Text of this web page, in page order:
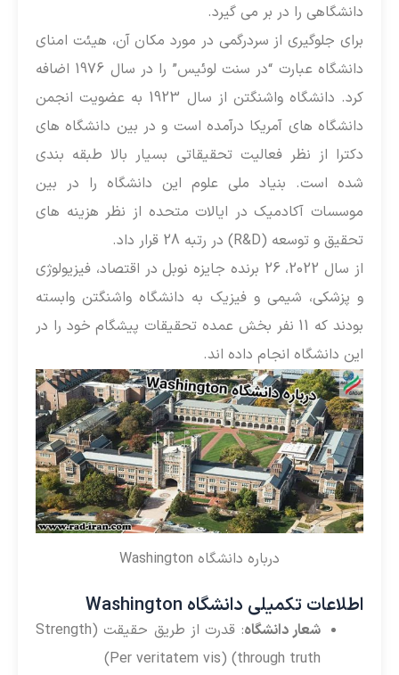
دانشگاهی را در بر می گیرد.
برای جلوگیری از سردرگمی در مورد مکان آن، هیئت امنای
دانشگاه عبارت “در سنت لوئیس” را در سال 1976 اضافه
کرد. دانشگاه واشنگتن از سال 1923 به عضویت انجمن
دانشگاه های آمریکا درآمده است و در بین دانشگاه های
دکترا از نظر فعالیت تحقیقاتی بسیار بالا طبقه بندی
شده است. بنیاد ملی علوم این دانشگاه را در بین
موسسات آکادمیک در ایالات متحده از نظر هزینه های
تحقیق و توسعه (R&D) در رتبه 28 قرار داد.
از سال 2022، 26 برنده جایزه نوبل در اقتصاد، فیزیولوژی
و پزشکی، شیمی و فیزیک به دانشگاه واشنگتن وابسته
بودند که 11 نفر بخش عمده تحقیقات پیشگام خود را در
این دانشگاه انجام داده اند.
درباره دانشگاه Washington
اطلاعات تکمیلی دانشگاه Washington
شعار دانشگاه
: قدرت از طریق حقیقت (Strength
through truth) (Per veritatem vis)